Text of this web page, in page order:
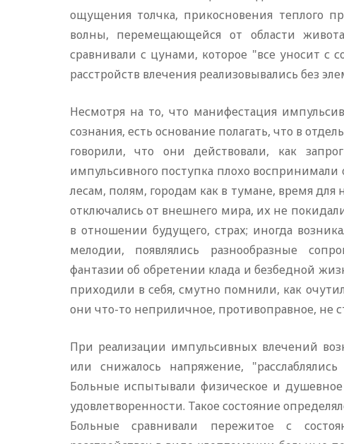
ощущения толчка, прикосновения теплого
волны, перемещающейся от области
сравнивали с цунами, которое "все уносит с
расстройств влечения реализовывались без
Несмотря на то, что манифестация
сознания, есть основание полагать, что в
говорили, что они действовали, как
импульсивного поступка плохо
лесам, полям, городам как в тумане, время для
отключались от внешнего мира, их не
в отношении будущего, страх; иногда
мелодии, появлялись разнообразные
фантазии об обретении клада и безбедной
приходили в себя, смутно помнили, как
они что-то неприличное, противоправное, не
При реализации импульсивных влечений
или снижалось напряжение,
Больные испытывали физическое и душевное
удовлетворенности. Такое состояние
Больные сравнивали пережитое с